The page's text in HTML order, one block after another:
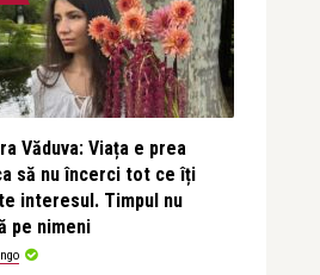
Văduva: Viața e prea
să nu încerci tot ce îți
interesul. Timpul nu
pe nimeni